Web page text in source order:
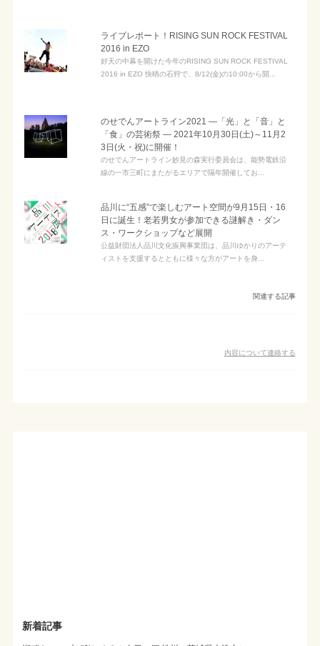
ライブレポート！RISING SUN ROCK FESTIVAL
2016 in EZO
好天の中幕を開けた今年のRISING SUN ROCK FESTIVAL
2016 in EZO 快晴の石狩で、8/12(金)の10:00から開...
のせでんアートライン2021 ―「光」と「音」と
「食」の芸術祭 ― 2021年10月30日(土)～11月2
3日(火・祝)に開催！
のせでんアートライン妙見の森実行委員会は、能勢電鉄沿
線の一市三町にまたがるエリアで隔年開催してお...
品川に“五感”で楽しむアート空間が9月15日・16
日に誕生！老若男女が参加できる謎解き・ダン
ス・ワークショップなど展開
公益財団法人品川文化振興事業団は、品川ゆかりのアーテ
ィストを支援するとともに様々な方がアートを身...
関連する記事
内容について連絡する
新着記事